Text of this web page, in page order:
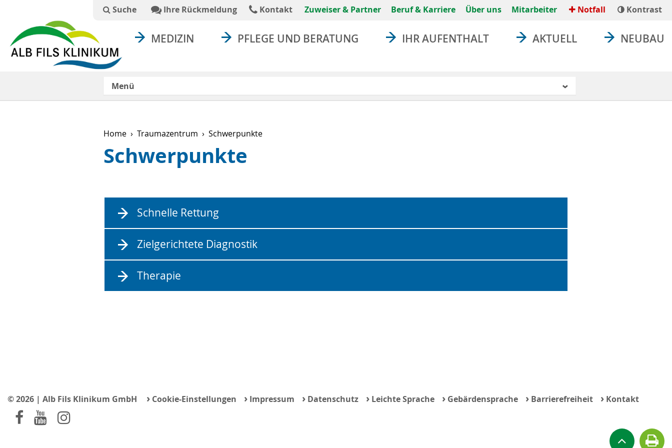
Suche Suchtext absenden
Ihre Rückmeldung Kontakt Zuweiser & Partner Beruf & Karriere Über uns Mitarbeiter Notfall Kontrast
MEDIZIN PFLEGE UND BERATUNG IHR AUFENTHALT AKTUELL NEUBAU
Menü
Home Traumazentrum Schwerpunkte
Schwerpunkte
Schnelle Rettung
Zielgerichtete Diagnostik
Therapie
© 2026 | Alb Fils Klinikum GmbH › Cookie-Einstellungen › Impressum › Datenschutz › Leichte Sprache › Gebärdensprache › Barrierefreiheit › Kontakt